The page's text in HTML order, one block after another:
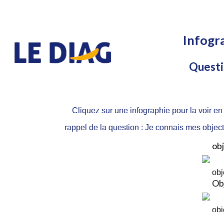
Cliquez sur une infographie pour la voir
rappel de la question : Je connais mes